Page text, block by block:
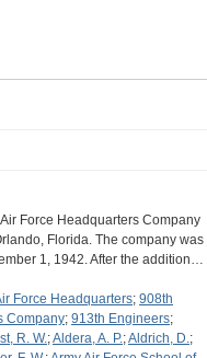
Force Headquarters Company
Florida. The company was
1, 1942. After the addition…
Force Headquarters; 908th
Company; 913th Engineers;
R. W.;Aldera, A. P.;Aldrich, D.;